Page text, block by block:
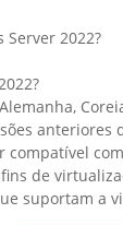
2022?
anteriores
compatível
de
suportam